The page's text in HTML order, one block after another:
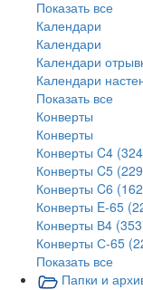
Показать все
Календари
Календари
Календари
Календари
Показать все
Конверты
Конверты
Конверты C4
Конверты C5
Конверты C6
Конверты E-65
Конверты В4
Конверты С-65
Показать все
Папки и